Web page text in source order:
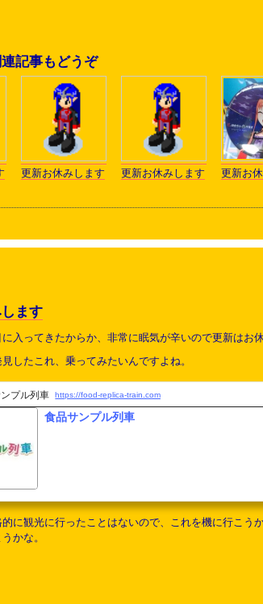
記事もどうぞ
更新お休みします 更新お休みします 更新お
ます
入ってきたからか、非常に眠気が辛いので更新はお休
したこれ、乗ってみたいんですよね。
プル列車 https://food-replica-train.com
食品サンプル列車
に観光に行ったことはないので、これを機に行こ
かな。